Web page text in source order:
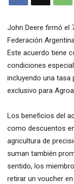
John Deere firmó el
Federación
Este acuerdo tiene
condiciones
incluyendo una tasa
exclusivo para
Los beneficios del
como descuentos
agricultura de
suman también
sentido, los
retirar un voucher